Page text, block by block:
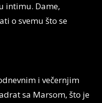
intimu. Dame,
o svemu što se
i večernjim
sa Marsom, što je